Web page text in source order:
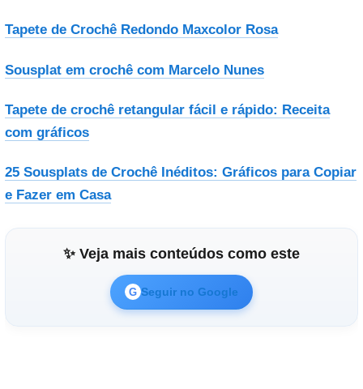
Tapete de Crochê Redondo Maxcolor Rosa
Sousplat em crochê com Marcelo Nunes
Tapete de crochê retangular fácil e rápido: Receita
com gráficos
25 Sousplats de Crochê Inéditos: Gráficos para Copiar
e Fazer em Casa
✨ Veja mais conteúdos como este
G Seguir no Google